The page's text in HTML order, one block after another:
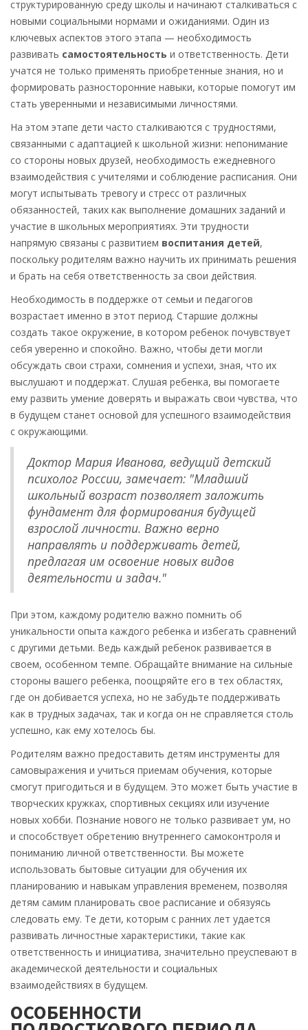
структурированную среду школы и начинают сталкиваться с
новыми социальными нормами и ожиданиями. Один из
ключевых аспектов этого этапа — необходимость
развивать самостоятельность и ответственность. Дети
учатся не только применять приобретенные знания, но и
формировать разносторонние навыки, которые помогут им
стать уверенными и независимыми личностями.
На этом этапе дети часто сталкиваются с трудностями,
связанными с адаптацией к школьной жизни: непонимание
со стороны новых друзей, необходимость ежедневного
взаимодействия с учителями и соблюдение расписания. Они
могут испытывать тревогу и стресс от различных
обязанностей, таких как выполнение домашних заданий и
участие в школьных мероприятиях. Эти трудности
напрямую связаны с развитием воспитания детей,
поскольку родителям важно научить их принимать решения
и брать на себя ответственность за свои действия.
Необходимость в поддержке от семьи и педагогов
возрастает именно в этот период. Старшие должны
создать такое окружение, в котором ребенок почувствует
себя уверенно и спокойно. Важно, чтобы дети могли
обсуждать свои страхи, сомнения и успехи, зная, что их
выслушают и поддержат. Слушая ребенка, вы помогаете
ему развить умение доверять и выражать свои чувства, что
в будущем станет основой для успешного взаимодействия
с окружающими.
Доктор Мария Иванова, ведущий детский
психолог России, замечает: "Младший
школьный возраст позволяет заложить
фундамент для формирования будущей
взрослой личности. Важно верно
направлять и поддерживать детей,
предлагая им освоение новых видов
деятельности и задач."
При этом, каждому родителю важно помнить об
уникальности опыта каждого ребенка и избегать сравнений
с другими детьми. Ведь каждый ребенок развивается в
своем, особенном темпе. Обращайте внимание на сильные
стороны вашего ребенка, поощряйте его в тех областях,
где он добивается успеха, но не забудьте поддерживать
как в трудных задачах, так и когда он не справляется столь
успешно, как ему хотелось бы.
Родителям важно предоставить детям инструменты для
самовыражения и учиться приемам обучения, которые
смогут пригодиться и в будущем. Это может быть участие в
творческих кружках, спортивных секциях или изучение
новых хобби. Познание нового не только развивает ум, но
и способствует обретению внутреннего самоконтроля и
пониманию личной ответственности. Вы можете
использовать бытовые ситуации для обучения их
планированию и навыкам управления временем, позволяя
детям самим планировать свое расписание и обязуясь
следовать ему. Те дети, которым с ранних лет удается
развивать личностные характеристики, такие как
ответственность и инициатива, значительно преуспевают в
академической деятельности и социальных
взаимодействиях в будущем.
ОСОБЕННОСТИ